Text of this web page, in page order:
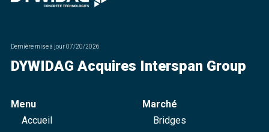
Dernière mise à jour07/20/2026
DYWIDAG Acquires Interspan Group
Menu
Accueil
Marché
Bridges